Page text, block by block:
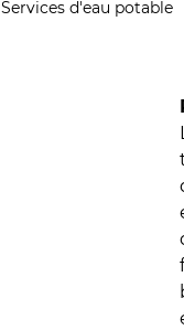
Services d'eau potable